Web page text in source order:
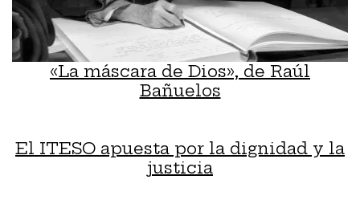
«La máscara de Dios», de Raúl
Bañuelos
El ITESO apuesta por la dignidad y la
justicia